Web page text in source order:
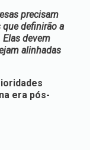
precisam
definirão a
devem
alinhadas
era pós-